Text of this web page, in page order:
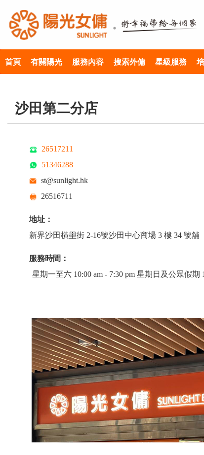
首頁 有關陽光 服務內容 搜索外傭 星級服務
沙田第二分店
26517211
51346288
st@sunlight.hk
26516711
地址：
新界沙田橫壆街 2-16號沙田中心商場 3 樓 34 號舖
服務時間：
星期一至六 10:00 am - 7:30 pm 星期日及公眾假期